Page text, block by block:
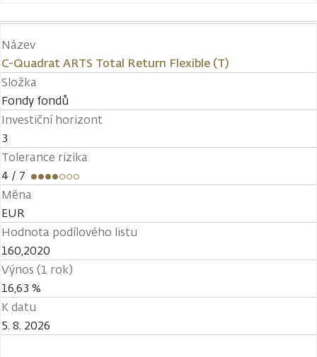
Název
C-Quadrat ARTS Total Return Flexible (T)
Složka
Fondy fondů
Investiční horizont
3
Tolerance rizika
4 / 7
Měna
EUR
Hodnota podílového listu
160,2020
Výnos (1 rok)
16,63 %
K datu
5. 8. 2026